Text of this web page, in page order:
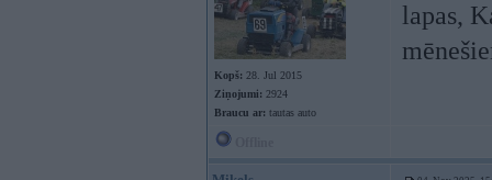
Kopš: 28. Jul 2015
Ziņojumi: 2924
Braucu ar: tautas auto
lapas,